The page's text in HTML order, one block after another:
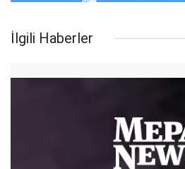
İlgili Haberler